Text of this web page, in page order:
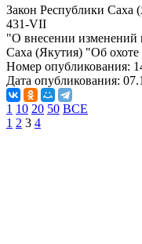
Закон Республики
431-VII
"О внесении изменений
Саха (Якутия) "Об охоте
Номер опубликования:
Дата опубликования:
1 10 20 50 ВСЕ
1 2 3 4